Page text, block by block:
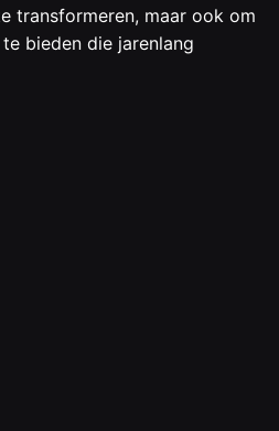
transformeren, maar ook om
bieden die jarenlang